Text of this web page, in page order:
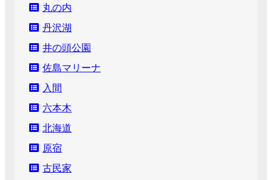
丸の内
丹沢湖
井の頭公園
佐島マリーナ
入間
六本木
北海道
原宿
古民家